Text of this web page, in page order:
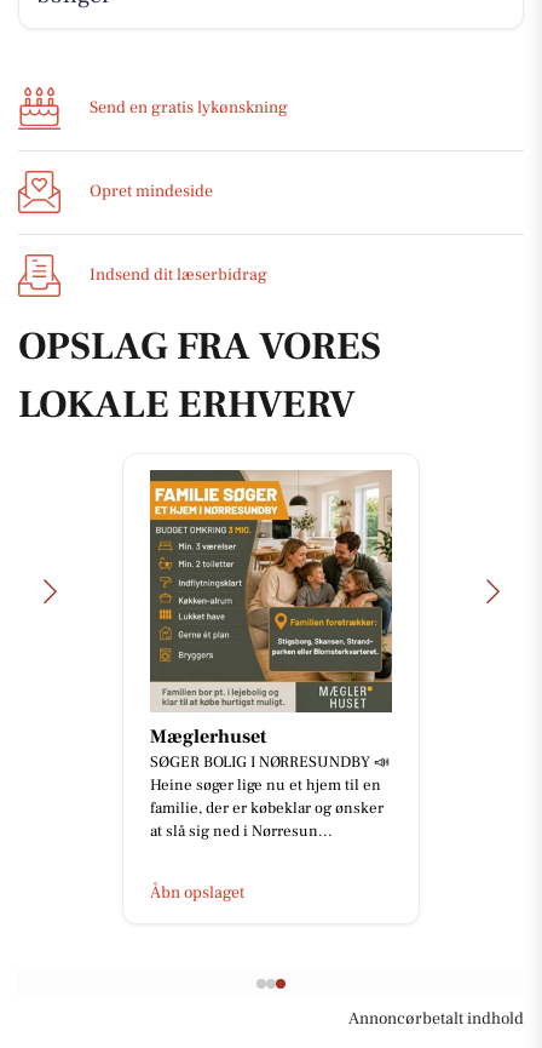
Send en gratis lykønskning
Opret mindeside
Indsend dit læserbidrag
OPSLAG FRA VORES
LOKALE ERHVERV
Mæglerhuset
SØGER BOLIG I NØRRESUNDBY 📣
Heine søger lige nu et hjem til en
familie, der er købeklar og ønsker
at slå sig ned i Nørresun...
Åbn opslaget
Annoncørbetalt indhold